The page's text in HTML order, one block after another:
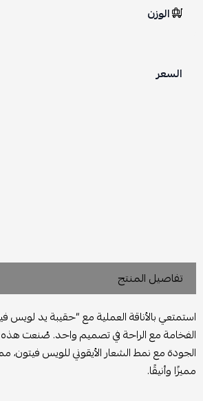
الوزن
السعر
تفاصيل المنتج
استمتعي بالأناقة العملية مع “حقيبة يد لويس
الفخامة مع الراحة في تصميم واحد. صُنعت هذه
الجودة مع نمط الشعار الأيقوني للويس فيتون،
مميزًا وأنيقًا.